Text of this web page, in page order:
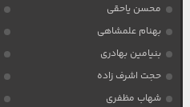
محسن یاحقی
بهنام علمشاهی
بنیامین بهادری
حجت اشرف زاده
شهاب مظفری